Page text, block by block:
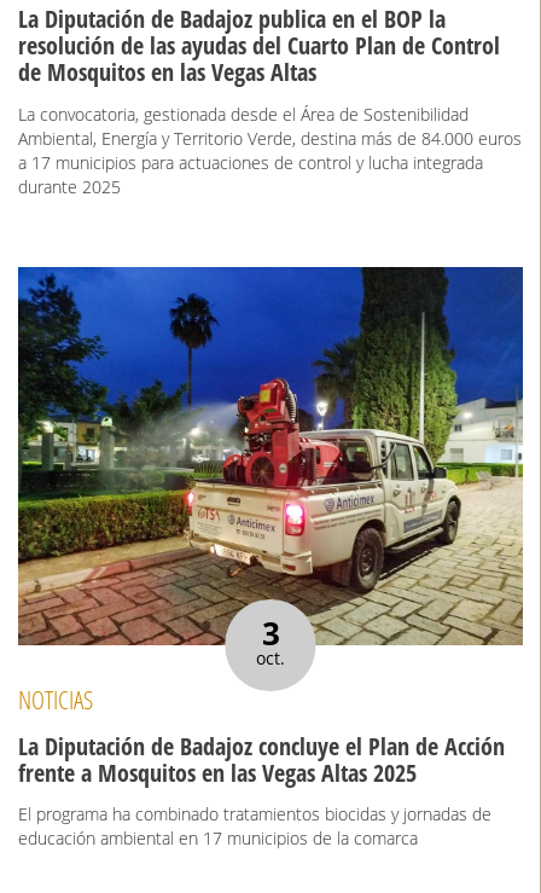
La Diputación de Badajoz publica en el BOP la
resolución de las ayudas del Cuarto Plan de Control
de Mosquitos en las Vegas Altas
La convocatoria, gestionada desde el Área de Sostenibilidad
Ambiental, Energía y Territorio Verde, destina más de 84.000 euros
a 17 municipios para actuaciones de control y lucha integrada
durante 2025
3
oct.
NOTICIAS
La Diputación de Badajoz concluye el Plan de Acción
frente a Mosquitos en las Vegas Altas 2025
El programa ha combinado tratamientos biocidas y jornadas de
educación ambiental en 17 municipios de la comarca